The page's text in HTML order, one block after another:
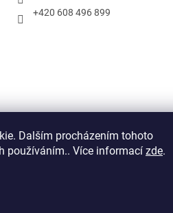
Dalším procházením tohoto
používáním.. Více informací zde.
+420 608 496 899
Instagram Facebook